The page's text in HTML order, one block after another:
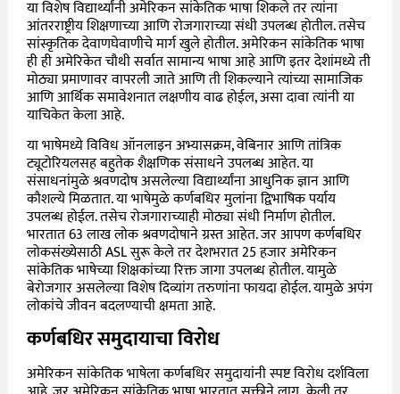
या विशेष विद्यार्थ्यांनी अमेरिकन सांकेतिक भाषा शिकले तर त्यांना
आंतरराष्ट्रीय शिक्षणाच्या आणि रोजगाराच्या संधी उपलब्ध होतील. तसेच
सांस्कृतिक देवाणघेवाणीचे मार्ग खुले होतील. अमेरिकन सांकेतिक भाषा
ही ही अमेरिकेत चौथी सर्वात सामान्य भाषा आहे आणि इतर देशांमध्ये ती
मोठ्या प्रमाणावर वापरली जाते आणि ती शिकल्याने त्यांच्या सामाजिक
आणि आर्थिक समावेशनात लक्षणीय वाढ होईल, असा दावा त्यांनी या
याचिकेत केला आहे.
या भाषेमध्ये विविध ऑनलाइन अभ्यासक्रम, वेबिनार आणि तांत्रिक
ट्यूटोरियलसह बहुतेक शैक्षणिक संसाधने उपलब्ध आहेत. या
संसाधनांमुळे श्रवणदोष असलेल्या विद्यार्थ्यांना आधुनिक ज्ञान आणि
कौशल्ये मिळतात. या भाषेमुळे कर्णबधिर मुलांना द्विभाषिक पर्याय
उपलब्ध होईल. तसेच रोजगाराच्याही मोठ्या संधी निर्माण होतील.
भारतात 63 लाख लोक श्रवणदोषाने ग्रस्त आहेत. जर आपण कर्णबधिर
लोकसंख्येसाठी ASL सुरू केले तर देशभरात 25 हजार अमेरिकन
सांकेतिक भाषेच्या शिक्षकांच्या रिक्त जागा उपलब्ध होतील. यामुळे
बेरोजगार असलेल्या विशेष दिव्यांग तरुणांना फायदा होईल. यामुळे अपंग
लोकांचे जीवन बदलण्याची क्षमता आहे.
कर्णबधिर समुदायाचा विरोध
अमेरिकन सांकेतिक भाषेला कर्णबधिर समुदायांनी स्पष्ट विरोध दर्शविला